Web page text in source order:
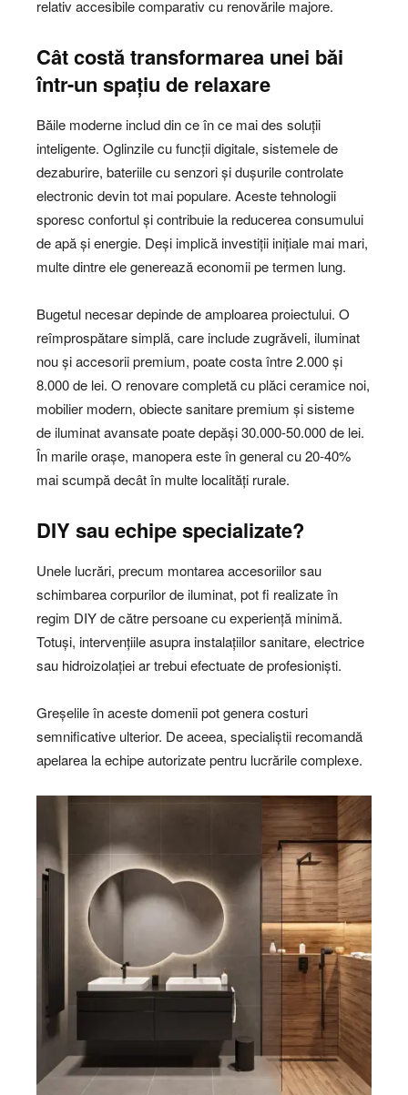
relativ accesibile comparativ cu renovările majore.
Cât costă transformarea unei băi
într-un spațiu de relaxare
Băile moderne includ din ce în ce mai des soluții
inteligente. Oglinzile cu funcții digitale, sistemele de
dezaburire, bateriile cu senzori și dușurile controlate
electronic devin tot mai populare. Aceste tehnologii
sporesc confortul și contribuie la reducerea consumului
de apă și energie. Deși implică investiții inițiale mai mari,
multe dintre ele generează economii pe termen lung.
Bugetul necesar depinde de amploarea proiectului. O
reîmprospătare simplă, care include zugrăveli, iluminat
nou și accesorii premium, poate costa între 2.000 și
8.000 de lei. O renovare completă cu plăci ceramice noi,
mobilier modern, obiecte sanitare premium și sisteme
de iluminat avansate poate depăși 30.000-50.000 de lei.
În marile orașe, manopera este în general cu 20-40%
mai scumpă decât în multe localități rurale.
DIY sau echipe specializate?
Unele lucrări, precum montarea accesoriilor sau
schimbarea corpurilor de iluminat, pot fi realizate în
regim DIY de către persoane cu experiență minimă.
Totuși, intervențiile asupra instalațiilor sanitare, electrice
sau hidroizolației ar trebui efectuate de profesioniști.
Greșelile în aceste domenii pot genera costuri
semnificative ulterior. De aceea, specialiștii recomandă
apelarea la echipe autorizate pentru lucrările complexe.